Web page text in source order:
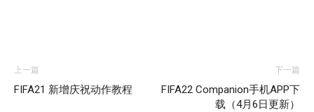
上一篇
FIFA21 新增庆祝动作教程
下一篇
FIFA22 Companion手机APP下
载（4月6日更新）